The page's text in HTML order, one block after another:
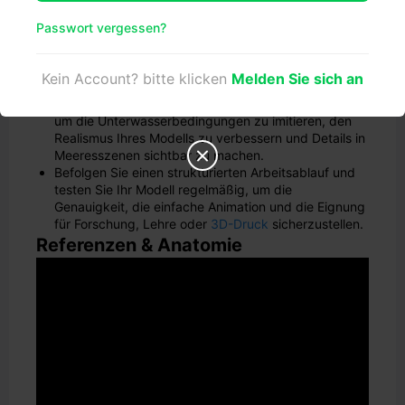
hinzu, indem Sie echte Haifischhaut studieren,
lichtreflektierende Materialien für naturgetreue
Effekte einsetzen.
um die Unterwasserbedingungen zu imitieren, den
Realismus Ihres Modells zu verbessern und Details in
Meeresszenen sichtbar zu machen.
Befolgen Sie einen strukturierten Arbeitsablauf und
testen Sie Ihr Modell regelmäßig, um die
Genauigkeit, die einfache Animation und die Eignung
für Forschung, Lehre oder 3D-Druck sicherzustellen.
Referenzen & Anatomie

Passwort vergessen?
Kein Account? bitte klicken Melden Sie sich an